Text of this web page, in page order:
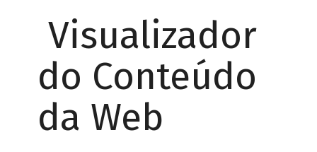
Visualizador
do Conteúdo
da Web